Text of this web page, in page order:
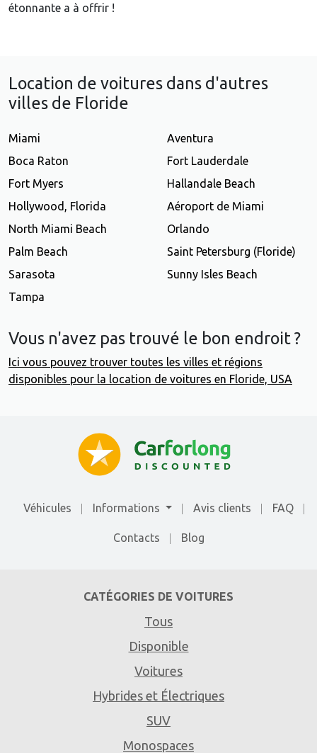
étonnante a à offrir !
Location de voitures dans d'autres
villes de Floride
Miami
Aventura
Boca Raton
Fort Lauderdale
Fort Myers
Hallandale Beach
Hollywood, Florida
Aéroport de Miami
North Miami Beach
Orlando
Palm Beach
Saint Petersburg (Floride)
Sarasota
Sunny Isles Beach
Tampa
Vous n'avez pas trouvé le bon endroit ?
Ici vous pouvez trouver toutes les villes et régions
disponibles pour la location de voitures en Floride, USA
Véhicules Informations Avis clients FAQ
Contacts Blog
CATÉGORIES DE VOITURES
Tous
Disponible
Voitures
Hybrides et Électriques
SUV
Monospaces